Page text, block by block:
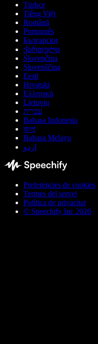
Türkçe
Tiếng Việt
Română
Português
Български
ქართული
Slovenčina
Slovenščina
Eesti
Hrvatski
Ελληνικά
Lietuvių
עברית
Bahasa Indonesia
বাংলা
Bahasa Melayu
اردو
Preferències de cookies
Termes del servei
Política de privacitat
© Speechify Inc 2026